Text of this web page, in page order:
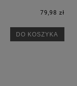
79,98 zł
DO KOSZYKA